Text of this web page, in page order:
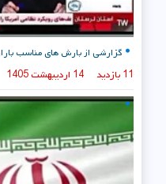
گزارشی از بارش های مناسب
11 بازدید 14 اردیبهشت 1405